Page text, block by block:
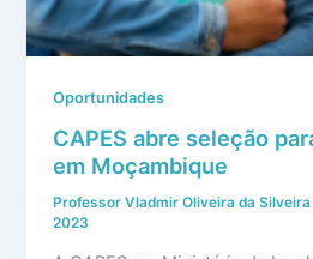
Oportunidades
CAPES abre seleção
em Moçambique
Professor Vladmir Oliveira da
2023